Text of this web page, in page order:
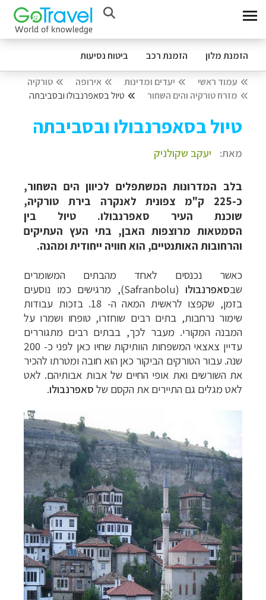
הזמנת מלון הזמנת רכב ביטוח נסיעות
עמוד ראשי יעדים ומדינות אירופה
טורקיה
מזרח טורקיה והים השחור
טיול בסאפרנבולו ובסביבתה
טיול בסאפרנבולו ובסביבתה
מאת: יעקב שקולניק
בלב המדרונות המשתפלים לכיוון הים השחור,
כ-225 ק"מ צפונית לאנקרה בירת טורקיה,
שוכנת העיר סאפרנבולו. טיול בין
הסמטאות מרוצפות האבן, בתי העץ העתיקים
והרחובות האותנטיים, הוא חוויה ייחודית ומהנה.
כאשר נכנסים לאחד מהבתים המשומרים
שבסאפרנבולו (Safranbolu), מרגישים כמו נוסעים
בזמן, שקפצו לראשית המאה ה- 18. בזכות עבודות
שימור נרחבות, בתים רבים שוחזרו, טופחו ושמרו על
המבנה המקורי. מעבר לכך, בבתים רבים מתגוררים
עדיין צאצאי המשפחות הוותיקות שחיו כאן לפני כ- 200
שנה. עבור הטורקים הביקור כאן הוא חובה ומטרתו להכיר
את השורשים ואת אופי החיים של אבות אבותיהם. לאט
לאט מגלים גם התיירים את הקסם של סאפרנבולו.